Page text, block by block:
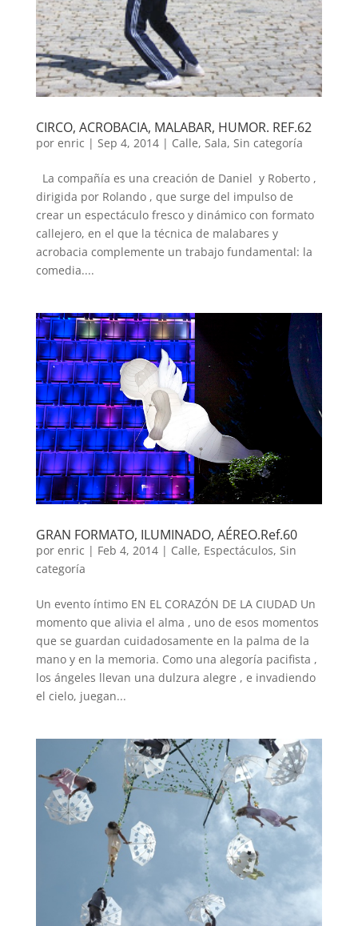
CIRCO, ACROBACIA, MALABAR, HUMOR. REF.62
por enric | Sep 4, 2014| Calle, Sala, Sin categoría
La compañía es una creación de Daniel y Roberto ,
dirigida por Rolando , que surge del impulso de
crear un espectáculo fresco y dinámico con formato
callejero, en el que la técnica de malabares y
acrobacia complemente un trabajo fundamental: la
comedia....
GRAN FORMATO, ILUMINADO, AÉREO.Ref.60
por enric | Feb 4, 2014| Calle, Espectáculos, Sin
categoría
Un evento íntimo EN EL CORAZÓN DE LA CIUDAD Un
momento que alivia el alma , uno de esos momentos
que se guardan cuidadosamente en la palma de la
mano y en la memoria. Como una alegoría pacifista ,
los ángeles llevan una dulzura alegre , e invadiendo
el cielo, juegan...